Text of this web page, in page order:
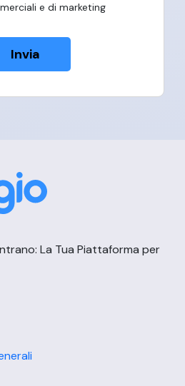
e di marketing
Invia
La Tua Piattaforma per